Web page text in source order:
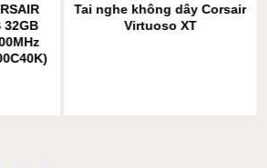
32GB
Tai nghe không dây Corsair
Virtuoso XT